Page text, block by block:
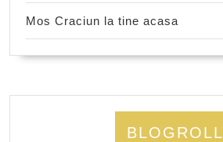
Mos Craciun la tine acasa
BLOGROLL